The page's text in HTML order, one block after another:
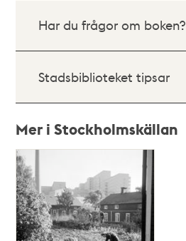
Har du frågor om boken?
Stadsbiblioteket tipsar
Mer i Stockholmskällan
Relaterade
poster
och
teman